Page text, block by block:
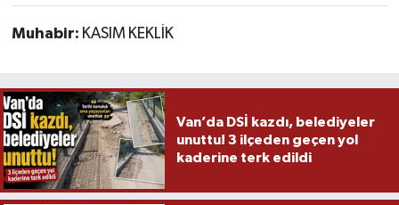
Muhabir: KASIM KEKLİK
Van’da DSİ kazdı, belediyeler
unuttu! 3 ilçeden geçen yol
kaderine terk edildi